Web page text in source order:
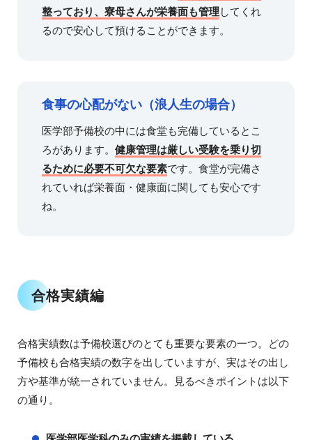
整っており、寮母さんが栄養面も管理してくれ
るので安心して預けることができます。
食事の心配がない（浪人生の場合）
医学部予備校の中には食堂も完備しているとこ
ろがあります。 健康管理は厳しい受験を乗り切
るために必要不可欠な要素です。食堂が完備さ
れていれば栄養面・健康面に関しても安心です
ね。
合格実績編
合格実績数は予備校選びのとても重要な要素の一つ。どの
予備校も合格実績の数字を出していますが、実はその出し
方や基準が統一されていません。見るべきポイントは以下
の通り。